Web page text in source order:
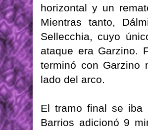
horizontal y un
Mientras tanto,
Sellecchia, cuyo
ataque era Garzino.
terminó con Garzino
lado del arco.
El tramo final se iba
Barrios adicionó 9